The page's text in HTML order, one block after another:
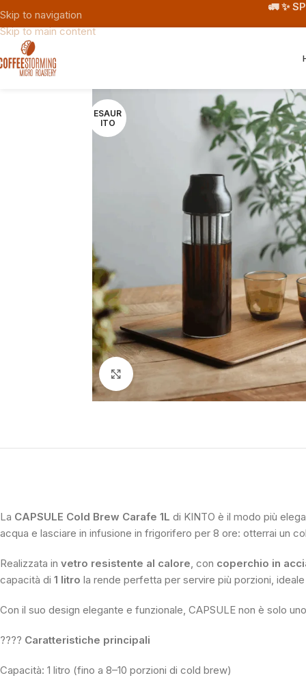
Skip to navigation
Skip to main content
🚛 ✨
ESAUR
ITO
Clicca per ingrandire
La CAPSULE Cold Brew Carafe 1L di KINTO è il modo più
acqua e lasciare in infusione in frigorifero per 8 ore: otterrai un
Realizzata in vetro resistente al calore, con coperchio in
capacità di 1 litro la rende perfetta per servire più porzioni,
Con il suo design elegante e funzionale, CAPSULE non è solo
???? Caratteristiche principali
Capacità: 1 litro (fino a 8–10 porzioni di cold brew)